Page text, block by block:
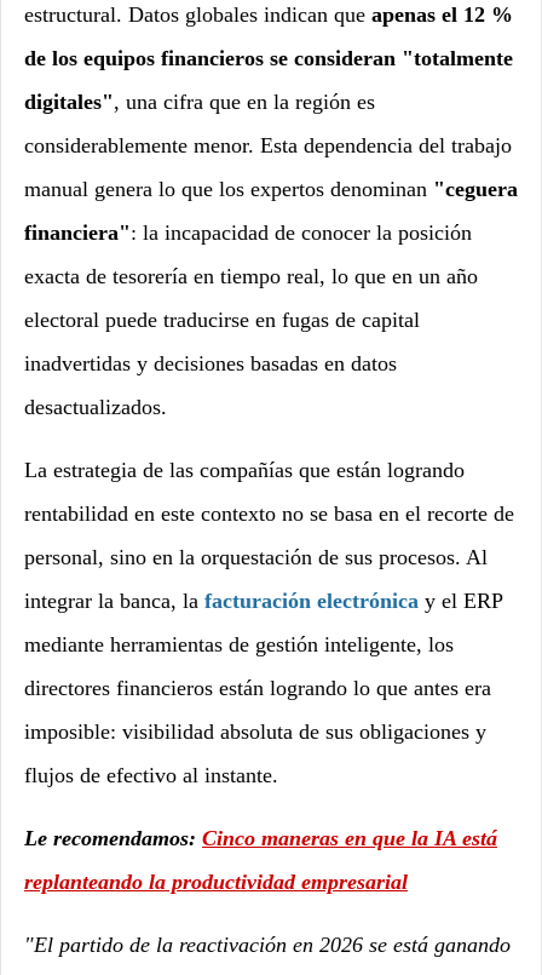
estructural. Datos globales indican que apenas el 12 %
de los equipos financieros se consideran "totalmente
digitales", una cifra que en la región es
considerablemente menor. Esta dependencia del trabajo
manual genera lo que los expertos denominan "ceguera
financiera": la incapacidad de conocer la posición
exacta de tesorería en tiempo real, lo que en un año
electoral puede traducirse en fugas de capital
inadvertidas y decisiones basadas en datos
desactualizados.
La estrategia de las compañías que están logrando
rentabilidad en este contexto no se basa en el recorte de
personal, sino en la orquestación de sus procesos. Al
integrar la banca, la facturación electrónica y el ERP
mediante herramientas de gestión inteligente, los
directores financieros están logrando lo que antes era
imposible: visibilidad absoluta de sus obligaciones y
flujos de efectivo al instante.
Le recomendamos: Cinco maneras en que la IA está
replanteando la productividad empresarial
"El partido de la reactivación en 2026 se está ganando